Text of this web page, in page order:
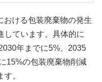
おける包装廃棄物の発生
しています。具体的に
年までに5%、2035
15%の包装廃棄物削減
。